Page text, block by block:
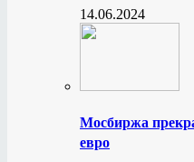
14.06.2024
Мосбиржа
евро